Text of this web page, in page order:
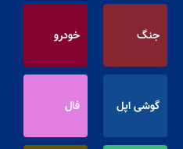
جنگ خودرو
گوشی اپل فال